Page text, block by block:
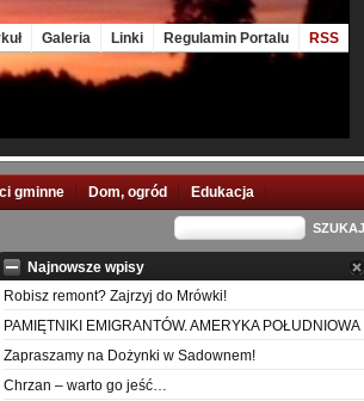
Galeria Linki Regulamin Portalu RSS
gminne Dom, ogród Edukacja
Najnowsze wpisy
Robisz remont? Zajrzyj do Mrówki!
PAMIĘTNIKI EMIGRANTÓW. AMERYKA POŁUDNIOWA
Zapraszamy na Dożynki w Sadownem!
Chrzan – warto go jeść…